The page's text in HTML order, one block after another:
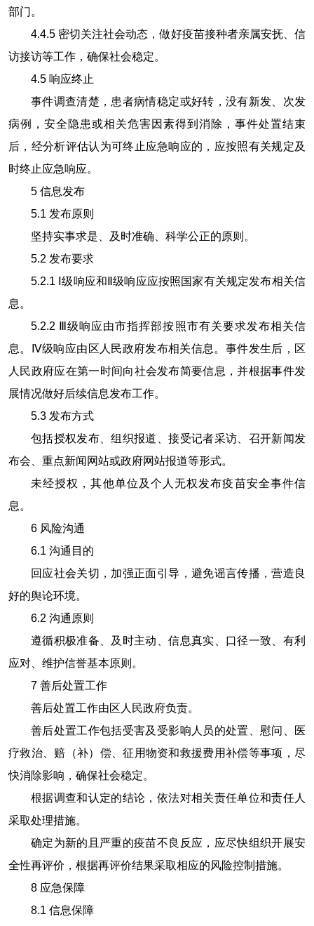
部门。
4.4.5 密切关注社会动态，做好疫苗接种者亲属安抚、信
访接访等工作，确保社会稳定。
4.5 响应终止
事件调查清楚，患者病情稳定或好转，没有新发、次发
病例，安全隐患或相关危害因素得到消除，事件处置结束
后，经分析评估认为可终止应急响应的，应按照有关规定及
时终止应急响应。
5 信息发布
5.1 发布原则
坚持实事求是、及时准确、科学公正的原则。
5.2 发布要求
5.2.1 Ⅰ级响应和Ⅱ级响应应按照国家有关规定发布相关信
息。
5.2.2
Ⅲ级响应由市指挥部按照市有关要求发布相关信
息。Ⅳ级响应由区人民政府发布相关信息。事件发生后，区
人民政府应在第一时间向社会发布简要信息，并根据事件发
展情况做好后续信息发布工作。
5.3 发布方式
包括授权发布、组织报道、接受记者采访、召开新闻发
布会、重点新闻网站或政府网站报道等形式。
未经授权，其他单位及个人无权发布疫苗安全事件信
息。
6 风险沟通
6.1 沟通目的
回应社会关切，加强正面引导，避免谣言传播，营造良
好的舆论环境。
6.2 沟通原则
遵循积极准备、及时主动、信息真实、口径一致、有利
应对、维护信誉基本原则。
7 善后处置工作
善后处置工作由区人民政府负责。
善后处置工作包括受害及受影响人员的处置、慰问、医
疗救治、赔（补）偿、征用物资和救援费用补偿等事项，尽
快消除影响，确保社会稳定。
根据调查和认定的结论，依法对相关责任单位和责任人
采取处理措施。
确定为新的且严重的疫苗不良反应，应尽快组织开展安
全性再评价，根据再评价结果采取相应的风险控制措施。
8 应急保障
8.1 信息保障